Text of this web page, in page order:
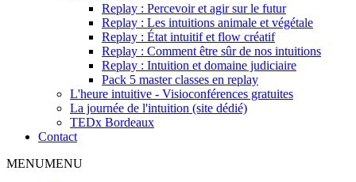
Replay : Percevoir et agir sur le futur
Replay : Les intuitions animale et végétale
Replay : État intuitif et flow créatif
Replay : Comment être sûr de nos intuitions
Replay : Intuition et domaine judiciaire
Pack 5 master classes en replay
L'heure intuitive - Visioconférences gratuites
La journée de l'intuition (site dédié)
TEDx Bordeaux
Contact
MENUMENU